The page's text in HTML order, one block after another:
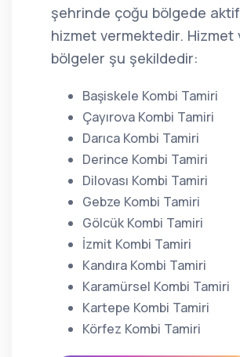
şehrinde çoğu bölgede
hizmet vermektedir. Hizmet
bölgeler şu şekildedir:
Başiskele Kombi Tamiri
Çayırova Kombi Tamiri
Darıca Kombi Tamiri
Derince Kombi Tamiri
Dilovası Kombi Tamiri
Gebze Kombi Tamiri
Gölcük Kombi Tamiri
İzmit Kombi Tamiri
Kandıra Kombi Tamiri
Karamürsel Kombi Tamiri
Kartepe Kombi Tamiri
Körfez Kombi Tamiri